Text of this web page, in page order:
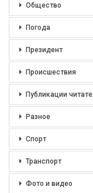
Общество
Погода
Президент
Происшествия
Публикации
Разное
Спорт
Транспорт
Фото и видео